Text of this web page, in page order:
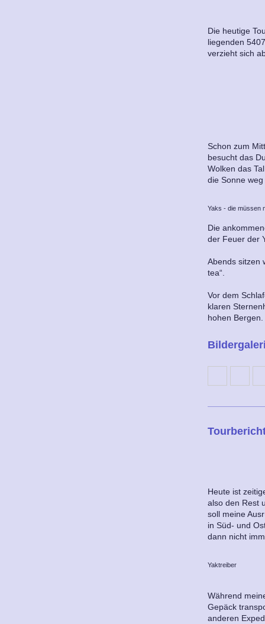
Die heutige
liegenden
verzieht sich
Schon zum
besucht das
Wolken das
die Sonne
Yaks - die müssen
Die
der Feuer der
Abends sitzen
tea“.
Vor dem
klaren
hohen Bergen.
Heute ist
also den Rest
soll meine
in Süd- und
dann nicht
Yaktreiber
Während
Gepäck
anderen